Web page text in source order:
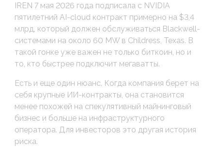
IREN 7 мая 2026 года подписала с NVIDIA
пятилетний AI-cloud контракт примерно на $3,4
млрд, который должен обслуживаться Blackwell-
системами на около 60 MW в Childress, Texas. В
такой гонке уже важен не только биткоин, но и
то, кто быстрее подключит мегаватты.
Есть и еще один нюанс. Когда компания берет на
себя крупные ИИ-контракты, она становится
менее похожей на спекулятивный майнинговый
бизнес и больше на инфраструктурного
оператора. Для инвесторов это другая история
риска.